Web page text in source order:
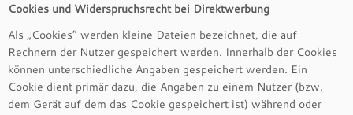
Cookies und Widerspruchsrecht bei Direktwerbung
Als „Cookies“ werden kleine Dateien bezeichnet, die auf
Rechnern der Nutzer gespeichert werden. Innerhalb der Cookies
können unterschiedliche Angaben gespeichert werden. Ein
Cookie dient primär dazu, die Angaben zu einem Nutzer (bzw.
dem Gerät auf dem das Cookie gespeichert ist) während oder